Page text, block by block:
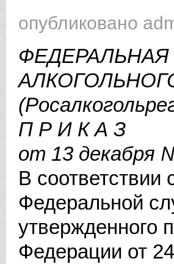
опубликовано
П Р И К А З
от 13 декабря
В
Федеральной
утвержденного
Федерации от